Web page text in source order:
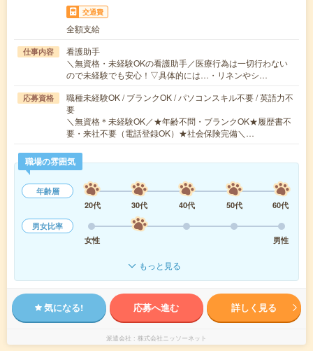
交通費
全額支給
仕事内容
看護助手
＼無資格・未経験OKの看護助手／医療行為は一切行わない
ので未経験でも安心！▽具体的には…・リネンやシ…
応募資格
職種未経験OK / ブランクOK / パソコンスキル不要 / 英語力不
要
＼無資格＊未経験OK／★年齢不問・ブランクOK★履歴書不
要・来社不要（電話登録OK）★社会保険完備＼…
職場の雰囲気
年齢層
20代
30代 40代 50代
60代
男女比率
女性
男性
もっと見る
気になる! 応募へ進む 詳しく見る
派遣会社 株式会社ニッソーネット